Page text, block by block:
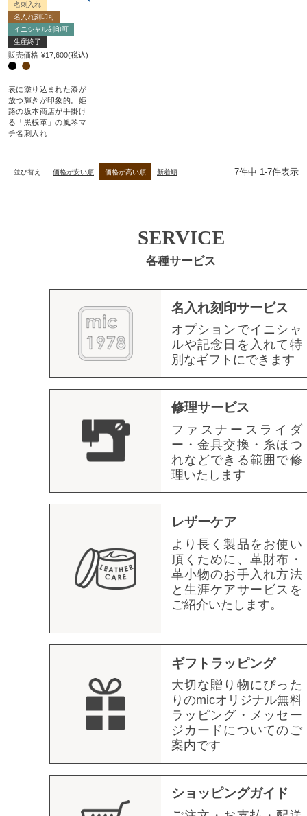
名刺入れ
名入れ刻印可
イニシャル刻印可
生産終了
販売価格 ¥17,600 税込
表に塗り込まれた漆が
放つ輝きが印象的。姫
路の坂本商店が手掛け
る「黒桟革」の風琴マ
チ名刺入れ
並び替え 価格が安い順 価格が高い順 新着順 7件中 1-7件表示
SERVICE
各種サービス
名入れ刻印サービス
オプションでイニシャ
ルや記念日を入れて特
別なギフトにできます
修理サービス
ファスナースライダ
ー・金具交換・糸ほつ
れなどできる範囲で修
理いたします
レザーケア
より長く製品をお使い
頂くために、革財布・
革小物のお手入れ方法
と生涯ケアサービスを
ご紹介いたします。
ギフトラッピング
大切な贈り物にぴった
りのmicオリジナル無料
ラッピング・メッセー
ジカードについてのご
案内です
ショッピングガイド